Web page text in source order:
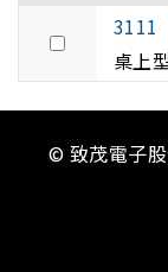
3111
桌上
© 致茂電子股